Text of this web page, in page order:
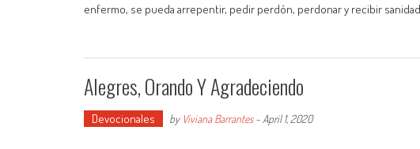
enfermo, se pueda arrepentir, pedir perdón, perdonar y recibir
Alegres, Orando Y Agradeciendo
Devocionales by Viviana Barrantes- April 1, 2020